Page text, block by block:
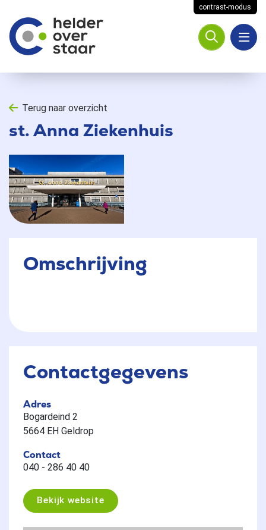
contrast-modus
Terug naar overzicht
st. Anna Ziekenhuis
Omschrijving
Contactgegevens
Adres
Bogardeind 2
5664 EH Geldrop
Contact
040 - 286 40 40
Bekijk website